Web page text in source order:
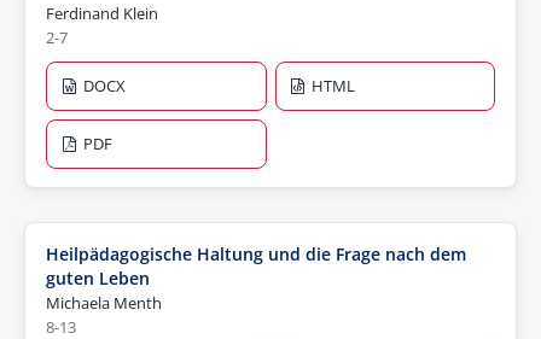
Ferdinand Klein
2-7
DOCX HTML
PDF
Heilpädagogische Haltung und die Frage nach dem
guten Leben
Michaela Menth
8-13